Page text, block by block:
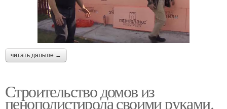
читать дальше →
Строительство домов из
пенополистирола своими руками.